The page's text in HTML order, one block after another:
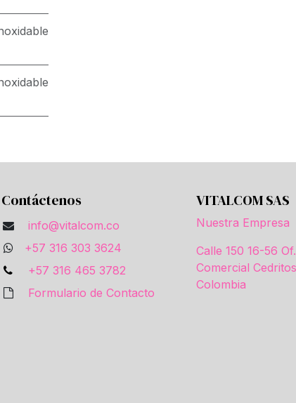
Contáctenos
info@vitalcom.co
+57 316 303 3624
+57 316 465 3782
Formulario de Contacto
VITALCOM SAS
Nuestra Empresa
Calle 150 16-56
Comercial
Colombia